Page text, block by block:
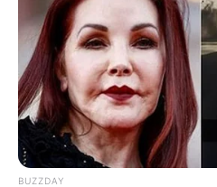
BUZZDAY